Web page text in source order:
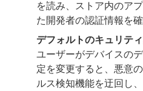
を読み、ストア内のア
た開発者の認証情報を
デフォルトのキュリテ
ユーザーがデバイスの
定を変更すると、悪意
ルス検知機能を迂回し